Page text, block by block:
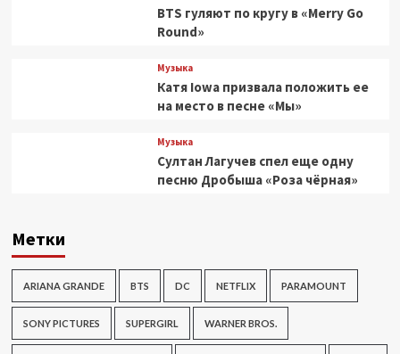
BTS гуляют по кругу в «Merry Go
Round»
Музыка
Катя Iowa призвала положить ее
на место в песне «Мы»
Музыка
Султан Лагучев спел еще одну
песню Дробыша «Роза чёрная»
Метки
ARIANA GRANDE BTS DC NETFLIX PARAMOUNT
SONY PICTURES SUPERGIRL WARNER BROS.